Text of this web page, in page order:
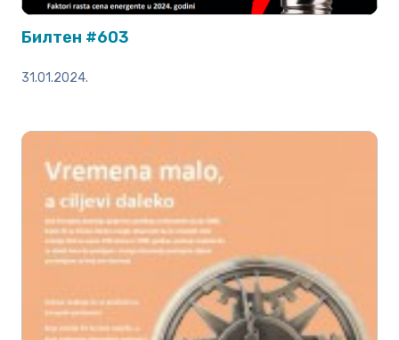
Билтен #603
31.01.2024.